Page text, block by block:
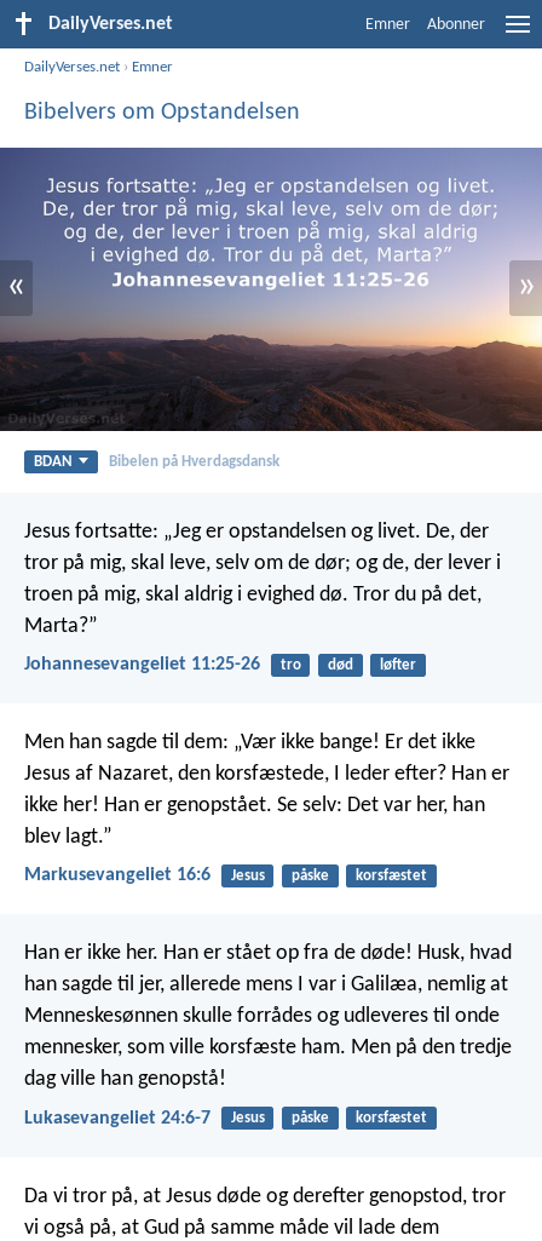
DailyVerses.net Emner Abonner
DailyVerses.net › Emner
Bibelvers om Opstandelsen
« »
BDAN Bibelen på Hverdagsdansk
Jesus fortsatte: „Jeg er opstandelsen og livet. De, der
tror på mig, skal leve, selv om de dør; og de, der lever i
troen på mig, skal aldrig i evighed dø. Tror du på det,
Marta?”
Johannesevangeliet 11:25-26 tro død løfter
Men han sagde til dem: „Vær ikke bange! Er det ikke
Jesus af Nazaret, den korsfæstede, I leder efter? Han er
ikke her! Han er genopstået. Se selv: Det var her, han
blev lagt.”
Markusevangeliet 16:6 Jesus påske korsfæstet
Han er ikke her. Han er stået op fra de døde! Husk, hvad
han sagde til jer, allerede mens I var i Galilæa, nemlig at
Menneskesønnen skulle forrådes og udleveres til onde
mennesker, som ville korsfæste ham. Men på den tredje
dag ville han genopstå!
Lukasevangeliet 24:6-7 Jesus påske korsfæstet
Da vi tror på, at Jesus døde og derefter genopstod, tror
vi også på, at Gud på samme måde vil lade dem